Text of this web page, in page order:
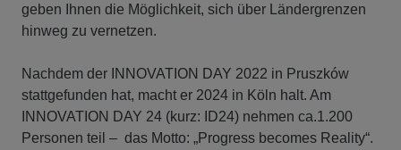
geben Ihnen die Möglichkeit, sich über Ländergrenzen
hinweg zu vernetzen.
Nachdem der INNOVATION DAY 2022 in Pruszków
stattgefunden hat, macht er 2024 in Köln halt. Am
INNOVATION DAY 24 (kurz: ID24) nehmen ca.1.200
Personen teil – das Motto: „Progress becomes Reality“.